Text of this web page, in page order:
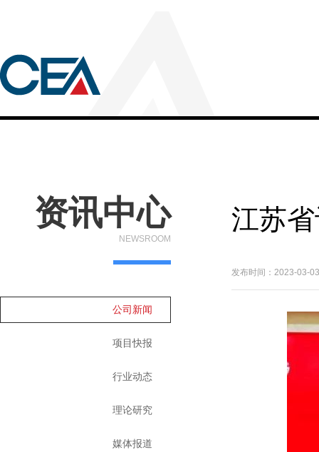
资讯中心
NEWSROOM
公司新闻
项目快报
行业动态
理论研究
媒体报道
江苏
发布时间：2023-03-03